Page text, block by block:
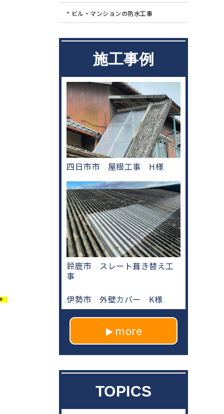
ビル・マンションの防水工事
施工事例
四日市市 屋根工事 H様
鈴鹿市 スレート葺き替え工
事
伊勢市 外壁カバー K様
more
TOPICS